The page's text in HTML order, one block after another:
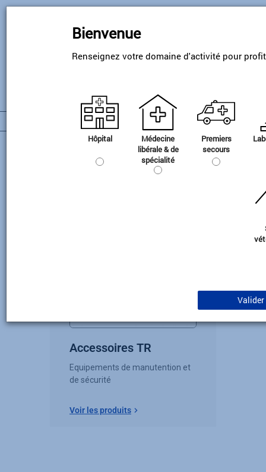
Skip
Bienvenue
Renseignez votre domaine d'activité pour
Hôpital
Médecine
libérale & de
spécialité
Premiers
secours
Valider
Accessoires TR
Accessoires TR
Equipements de manutention et
de sécurité
Voir les produits